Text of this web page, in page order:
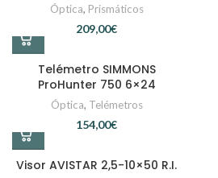
Óptica, Prismáticos
€
Telémetro SIMMONS
ProHunter 750 6×24
Óptica, Telémetros
€
Visor AVISTAR 2,5-10×50 R.I.